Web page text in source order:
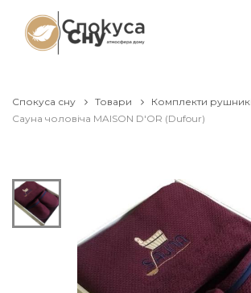
Спокуса сну Товари
Комплекти
Сауна чоловіча MAISON D'OR (Dufour)